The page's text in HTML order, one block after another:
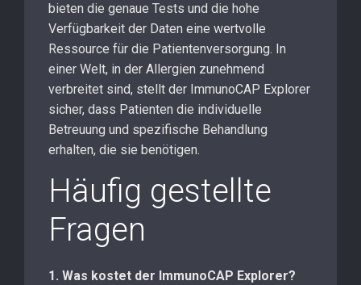
bieten die genaue Tests und die hohe
Verfügbarkeit der Daten eine wertvolle
Ressource für die Patientenversorgung. In
einer Welt, in der Allergien zunehmend
verbreitet sind, stellt der ImmunoCAP Explorer
sicher, dass Patienten die individuelle
Betreuung und spezifische Behandlung
erhalten, die sie benötigen.
Häufig gestellte
Fragen
1. Was kostet der ImmunoCAP Explorer?